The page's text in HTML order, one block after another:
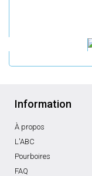
Information
À propos
L'ABC
Pourboires
FAQ